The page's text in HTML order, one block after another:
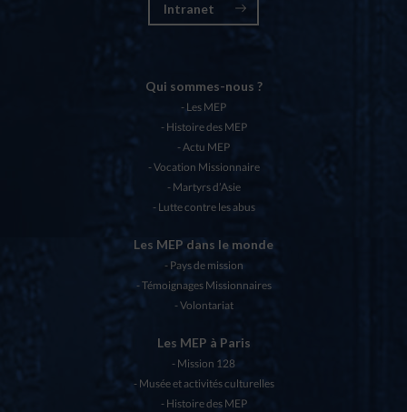
Intranet
Qui sommes-nous ?
Les MEP
Histoire des MEP
Actu MEP
Vocation Missionnaire
Martyrs d’Asie
Lutte contre les abus
Les MEP dans le monde
Pays de mission
Témoignages Missionnaires
Volontariat
Les MEP à Paris
Mission 128
Musée et activités culturelles
Histoire des MEP